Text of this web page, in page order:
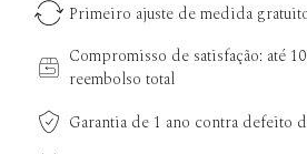
Primeiro ajuste de medida
Compromisso de satisfação: até
reembolso total
Garantia de 1 ano contra defeito